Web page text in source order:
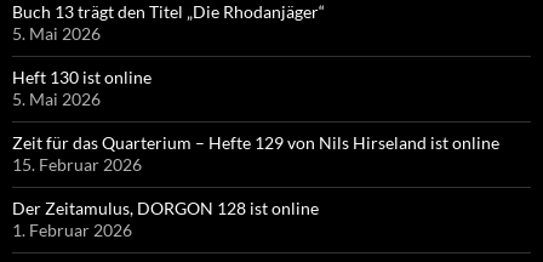
Buch 13 trägt den Titel „Die Rhodanjäger“
5. Mai 2026
Heft 130 ist online
5. Mai 2026
Zeit für das Quarterium – Hefte 129 von Nils Hirseland ist online
15. Februar 2026
Der Zeitamulus, DORGON 128 ist online
1. Februar 2026